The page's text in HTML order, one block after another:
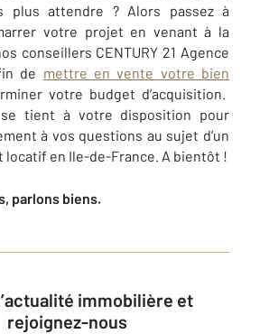
plus attendre ? Alors passez à
votre projet en venant à la
conseillers CENTURY 21 Agence
de mettre en vente votre bien
votre budget d’acquisition.
tient à votre disposition pour
à vos questions au sujet d’un
locatif en Ile-de-France. A bientôt !
parlons biens.
rejoignez-nous